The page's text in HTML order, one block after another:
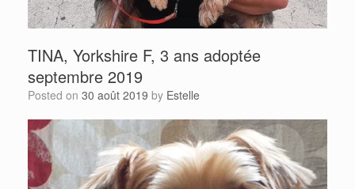
TINA, Yorkshire F, 3 ans adoptée
septembre 2019
Posted on 30 août 2019 by Estelle